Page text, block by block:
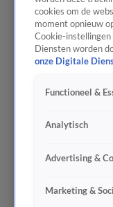
cookies om de
moment opnieuw
Cookie-instellingen
Diensten worden
onze Digitale
Functioneel &
Analytisch
Advertising &
Marketing &